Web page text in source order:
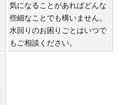
気になることがあればどんな
些細なことでも構いません。
水回りのお困りごとはいつで
もご相談ください。